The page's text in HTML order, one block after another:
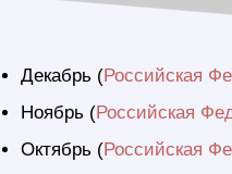
Декабрь (Российская
Ноябрь (Российская
Октябрь (Российская